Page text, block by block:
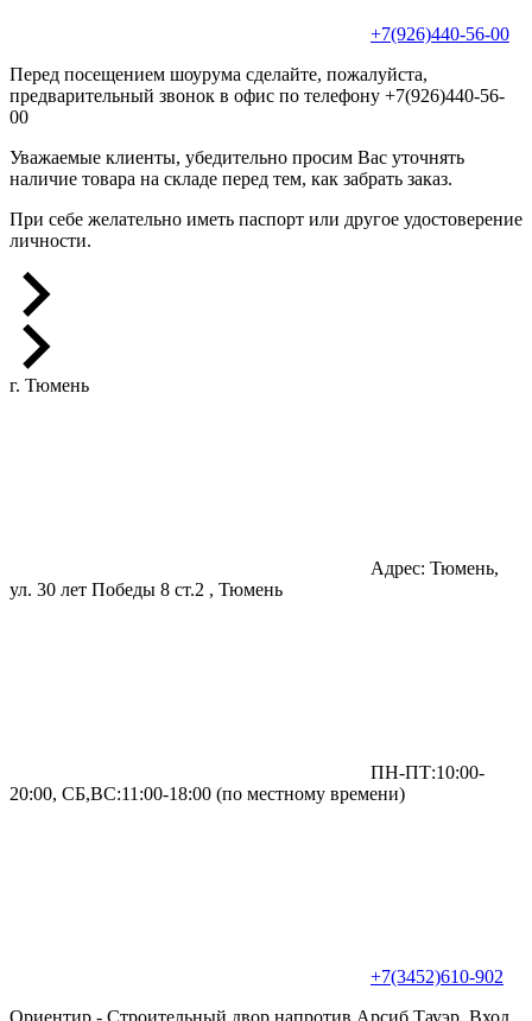
+7(926)440-56-00
Перед посещением шоурума сделайте, пожалуйста,
предварительный звонок в офис по телефону +7(926)440-56-
00
Уважаемые клиенты, убедительно просим Вас уточнять
наличие товара на складе перед тем, как забрать заказ.
При себе желательно иметь паспорт или другое удостоверение
личности.
г. Тюмень
Адрес: Тюмень,
ул. 30 лет Победы 8 ст.2 , Тюмень
ПН-ПТ:10:00-
20:00, СБ,ВС:11:00-18:00 (по местному времени)
+7(3452)610-902
Ориентир - Строительный двор напротив Арсиб Тауэр. Вход